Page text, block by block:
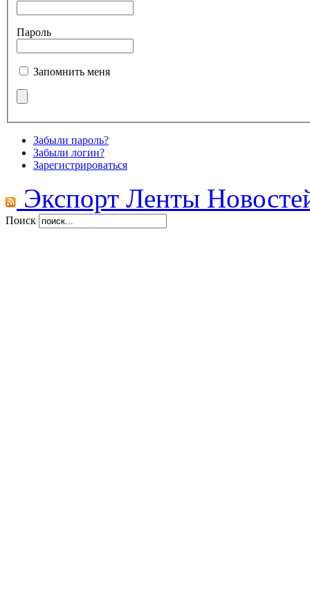
Пароль
Запомнить меня
Забыли пароль?
Забыли логин?
Зарегистрироваться
Экспорт Ленты
Поиск